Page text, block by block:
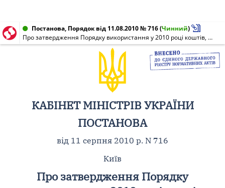
Постанова, Порядок від 11.08.2010 № 716(Чинний)
Про затвердження Порядку використання у 2010 році коштів, передбачених у державному бюджеті для здійснення заходів щодо зміцнення зв'язків із закордонними українцями та забезпечення діяльності у сфері міжнаціональних відносин